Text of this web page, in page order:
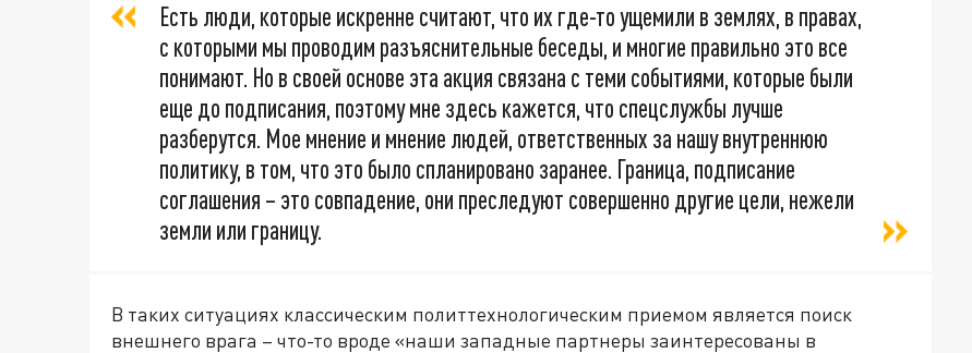
Есть люди, которые искренне считают, что их где-то ущемили в землях, в правах,
с которыми мы проводим разъяснительные беседы, и многие правильно это все
понимают. Но в своей основе эта акция связана с теми событиями, которые были
еще до подписания, поэтому мне здесь кажется, что спецслужбы лучше
разберутся. Мое мнение и мнение людей, ответственных за нашу внутреннюю
политику, в том, что это было спланировано заранее. Граница, подписание
соглашения – это совпадение, они преследуют совершенно другие цели, нежели
земли или границу.
В таких ситуациях классическим политтехнологическим приемом является поиск
внешнего врага – что-то вроде «наши западные партнеры заинтересованы в